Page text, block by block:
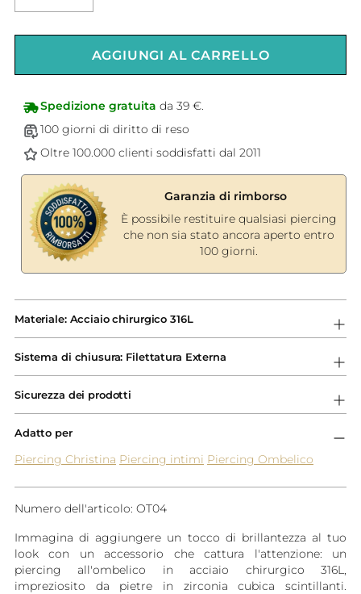
AGGIUNGI AL CARRELLO
Spedizione gratuita da 39 €.
100 giorni di diritto di reso
Oltre 100.000 clienti soddisfatti dal 2011
Garanzia di rimborso
È possibile restituire qualsiasi piercing
che non sia stato ancora aperto entro
100 giorni.
prodotto
al
carrello...
Materiale: Acciaio chirurgico 316L
Sistema di chiusura: Filettatura Externa
Sicurezza dei prodotti
Adatto per
Piercing Christina Piercing intimi Piercing Ombelico
Numero dell'articolo: OT04
Immagina di aggiungere un tocco di brillantezza al tuo
look con un accessorio che cattura l'attenzione: un
piercing all'ombelico in acciaio chirurgico 316L,
impreziosito da pietre in zirconia cubica scintillanti.